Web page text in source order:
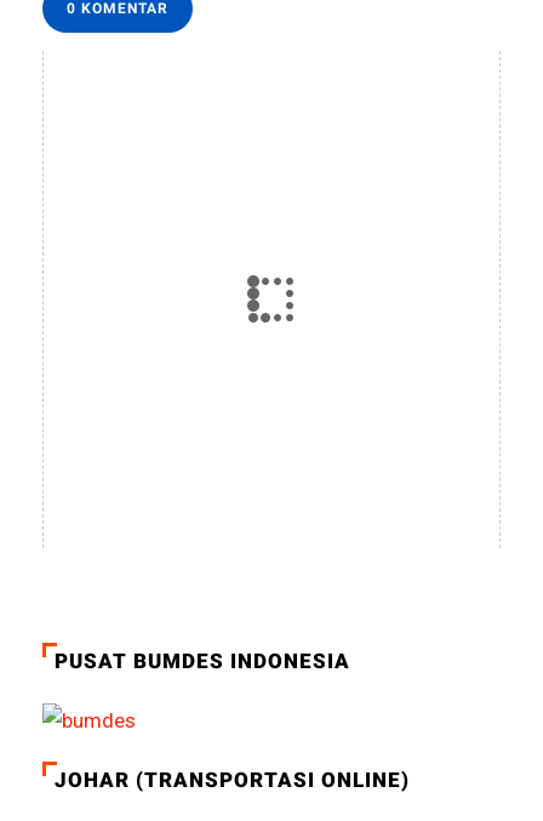
0 KOMENTAR
PUSAT BUMDES INDONESIA
JOHAR (TRANSPORTASI ONLINE)